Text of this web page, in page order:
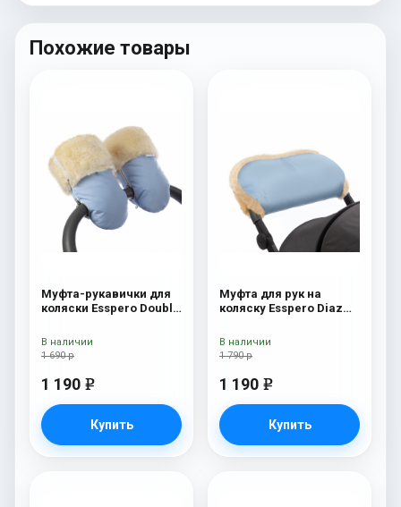
Похожие товары
Муфта-рукавички для
коляски Esspero Double
Blue Mountain
1 690 р
1 190 e
Купить
В наличии
Муфта для рук на
коляску Esspero Diaz
Blue Mountain
1 790 р
1 190 e
Купить
В наличии